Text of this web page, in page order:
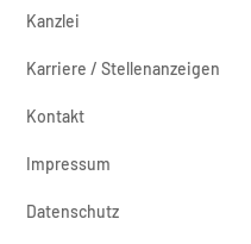
Kanzlei
Karriere / Stellenanzeigen
Kontakt
Impressum
Datenschutz